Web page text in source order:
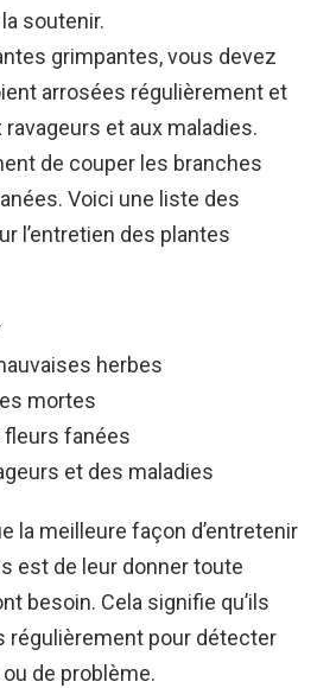
la soutenir.
grimpantes, vous devez
arrosées régulièrement et
et aux maladies.
de couper les branches
Voici une liste des
l’entretien des plantes
herbes
mortes
fanées
et des maladies
la meilleure façon d’entretenir
est de leur donner toute
besoin. Cela signifie qu’ils
régulièrement pour détecter
de problème.